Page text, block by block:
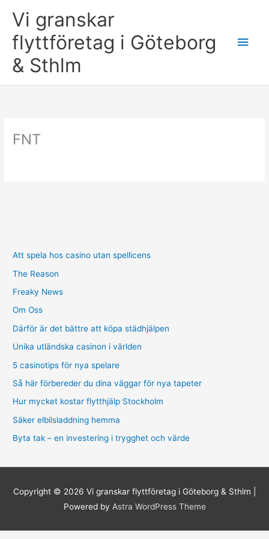
content
Vi granskar
flyttföretag i Göteborg
& Sthlm
Main
FNT
Att spela hos casino utan spellicens
The Reason
Freaky News
Om Oss
Därför är det bättre att köpa städhjälpen
Unika utländska casinon i världen
5 casinotips för nya spelare
Så här förbereder du dina väggar för nya tapeter
Hur mycket kostar flytthjälp Stockholm
Säker elbilsladdning hemma
Byta tak – en investering i trygghet och värde
Copyright © 2026 Vi granskar flyttföretag i Göteborg & Sthlm
Powered by Astra WordPress Theme